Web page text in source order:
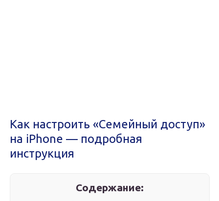
Как настроить «Семейный доступ»
на iPhone — подробная
инструкция
Содержание: